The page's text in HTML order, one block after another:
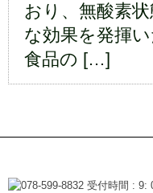
おり、無酸素
な効果を発揮い
食品の […]